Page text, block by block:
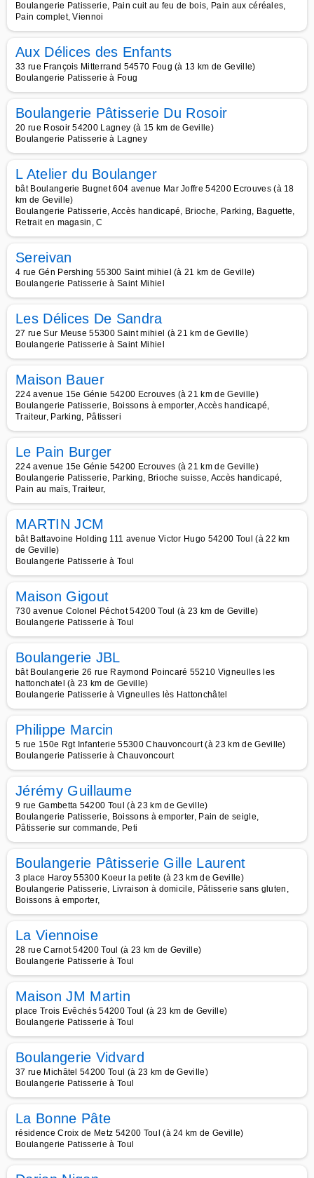
Boulangerie Patisserie, Pain cuit au feu de bois, Pain aux céréales,
Pain complet, Viennoi
Aux Délices des Enfants
33 rue François Mitterrand 54570 Foug (à 13 km de Geville)
Boulangerie Patisserie à Foug
Boulangerie Pâtisserie Du Rosoir
20 rue Rosoir 54200 Lagney (à 15 km de Geville)
Boulangerie Patisserie à Lagney
L Atelier du Boulanger
bât Boulangerie Bugnet 604 avenue Mar Joffre 54200 Ecrouves (à 18
km de Geville)
Boulangerie Patisserie, Accès handicapé, Brioche, Parking, Baguette,
Retrait en magasin, C
Sereivan
4 rue Gén Pershing 55300 Saint mihiel (à 21 km de Geville)
Boulangerie Patisserie à Saint Mihiel
Les Délices De Sandra
27 rue Sur Meuse 55300 Saint mihiel (à 21 km de Geville)
Boulangerie Patisserie à Saint Mihiel
Maison Bauer
224 avenue 15e Génie 54200 Ecrouves (à 21 km de Geville)
Boulangerie Patisserie, Boissons à emporter, Accès handicapé,
Traiteur, Parking, Pâtisseri
Le Pain Burger
224 avenue 15e Génie 54200 Ecrouves (à 21 km de Geville)
Boulangerie Patisserie, Parking, Brioche suisse, Accès handicapé,
Pain au maïs, Traiteur,
MARTIN JCM
bât Battavoine Holding 111 avenue Victor Hugo 54200 Toul (à 22 km
de Geville)
Boulangerie Patisserie à Toul
Maison Gigout
730 avenue Colonel Péchot 54200 Toul (à 23 km de Geville)
Boulangerie Patisserie à Toul
Boulangerie JBL
bât Boulangerie 26 rue Raymond Poincaré 55210 Vigneulles les
hattonchatel (à 23 km de Geville)
Boulangerie Patisserie à Vigneulles lès Hattonchâtel
Philippe Marcin
5 rue 150e Rgt Infanterie 55300 Chauvoncourt (à 23 km de Geville)
Boulangerie Patisserie à Chauvoncourt
Jérémy Guillaume
9 rue Gambetta 54200 Toul (à 23 km de Geville)
Boulangerie Patisserie, Boissons à emporter, Pain de seigle,
Pâtisserie sur commande, Peti
Boulangerie Pâtisserie Gille Laurent
3 place Haroy 55300 Koeur la petite (à 23 km de Geville)
Boulangerie Patisserie, Livraison à domicile, Pâtisserie sans gluten,
Boissons à emporter,
La Viennoise
28 rue Carnot 54200 Toul (à 23 km de Geville)
Boulangerie Patisserie à Toul
Maison JM Martin
place Trois Evêchés 54200 Toul (à 23 km de Geville)
Boulangerie Patisserie à Toul
Boulangerie Vidvard
37 rue Michâtel 54200 Toul (à 23 km de Geville)
Boulangerie Patisserie à Toul
La Bonne Pâte
résidence Croix de Metz 54200 Toul (à 24 km de Geville)
Boulangerie Patisserie à Toul